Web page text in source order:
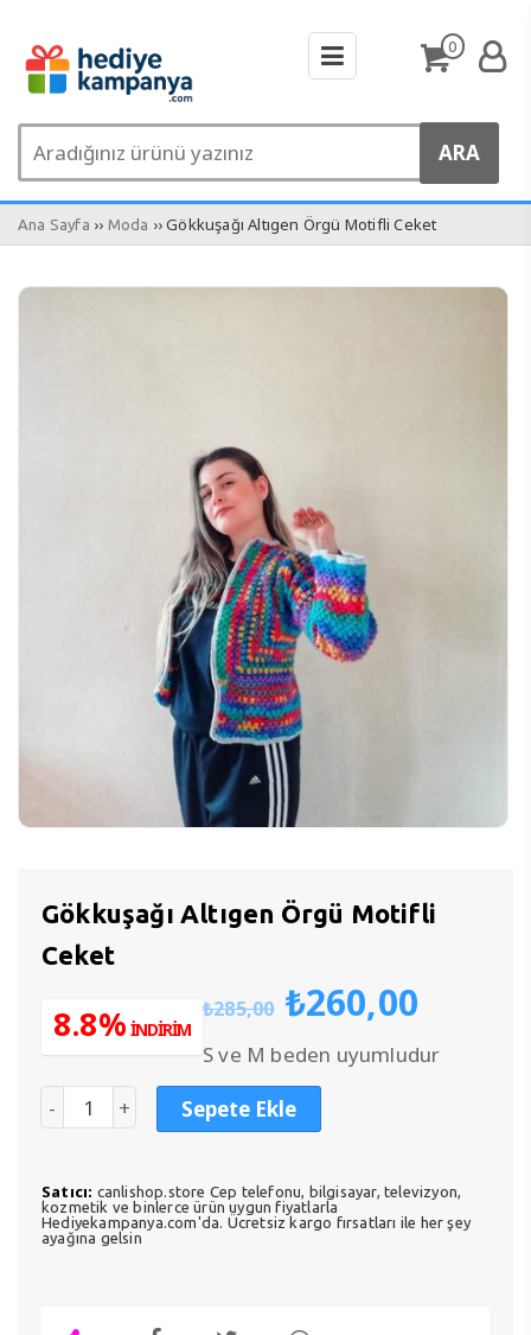
0
Ana Sayfa ›› Moda ›› Gökkuşağı Altıgen Örgü Motifli Ceket
Gökkuşağı Altıgen Örgü Motifli
Ceket
₺285,00 Orijinal
fiyat:
₺285,00.
₺260,00
fiyat:
8.8% İNDİRİM
S ve M beden uyumludur
Sepete Ekle
Satıcı: canlishop.store Cep telefonu, bilgisayar, televizyon,
kozmetik ve binlerce ürün uygun fiyatlarla
Hediyekampanya.com'da. Ücretsiz kargo fırsatları ile her şey
ayağına gelsin